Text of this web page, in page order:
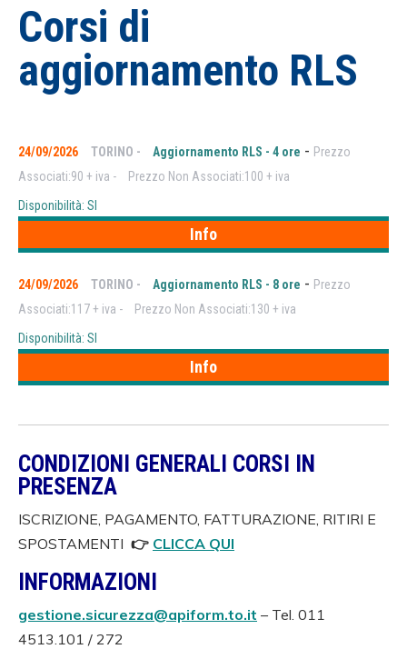
Corsi di
aggiornamento RLS
24/09/2026 TORINO - Aggiornamento RLS - 4 ore - Prezzo
Associati:90 + iva -
Prezzo Non Associati:100 + iva
Disponibilità: SI
Info
24/09/2026 TORINO - Aggiornamento RLS - 8 ore - Prezzo
Associati:117 + iva -
Prezzo Non Associati:130 + iva
Disponibilità: SI
Info
CONDIZIONI GENERALI CORSI IN
PRESENZA
ISCRIZIONE, PAGAMENTO, FATTURAZIONE, RITIRI E
SPOSTAMENTI 👉 CLICCA QUI
INFORMAZIONI
gestione.sicurezza@apiform.to.it – Tel. 011
4513.101 / 272